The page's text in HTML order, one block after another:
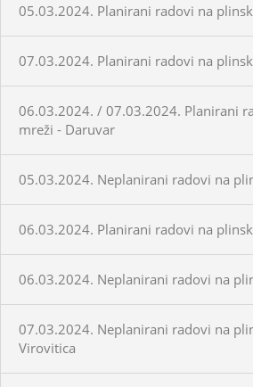
05.03.2024. Planirani radovi na
07.03.2024. Planirani radovi na
06.03.2024. / 07.03.2024. Planirani
mreži - Daruvar
05.03.2024. Neplanirani radovi na
06.03.2024. Planirani radovi na
06.03.2024. Neplanirani radovi na
07.03.2024. Neplanirani radovi na
Virovitica